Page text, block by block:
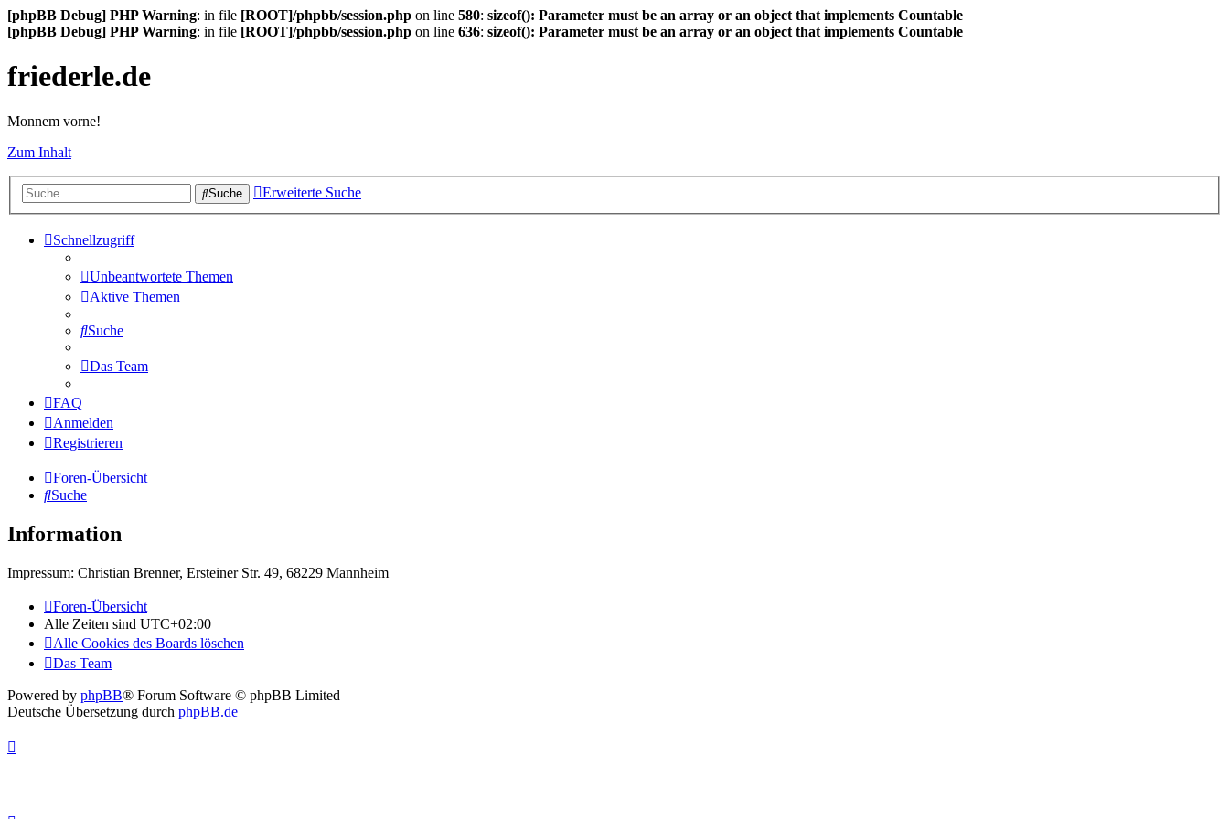
[phpBB Debug] PHP Warning: in file [ROOT]/phpbb/session.php on line 580: sizeof(): Parameter must be an array or an object that implements Countable
[phpBB Debug] PHP Warning: in file [ROOT]/phpbb/session.php on line 636: sizeof(): Parameter must be an array or an object that implements Countable
friederle.de
Monnem vorne!
Zum Inhalt
Suche Erweiterte Suche
Schnellzugriff
Unbeantwortete Themen
Aktive Themen
Suche
Das Team
FAQ
Anmelden
Registrieren
Foren-Übersicht
Suche
Information
Impressum: Christian Brenner, Ersteiner Str. 49, 68229 Mannheim
Foren-Übersicht
Alle Zeiten sind UTC+02:00
Alle Cookies des Boards löschen
Das Team
Powered by phpBB® Forum Software © phpBB Limited
Deutsche Übersetzung durch phpBB.de